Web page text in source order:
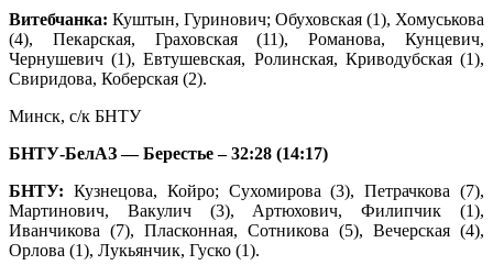
Витебчанка: Куштын, Гуринович; Обуховская (1), Хомуськова
(4), Пекарская, Граховская (11), Романова, Кунцевич,
Чернушевич (1), Евтушевская, Ролинская, Криводубская (1),
Свиридова, Коберская (2).
Минск, с/к БНТУ
БНТУ-БелАЗ — Берестье – 32:28 (14:17)
БНТУ: Кузнецова, Койро; Сухомирова (3), Петрачкова (7),
Мартинович, Вакулич (3), Артюхович, Филипчик (1),
Иванчикова (7), Пласконная, Сотникова (5), Вечерская (4),
Орлова (1), Лукьянчик, Гуско (1).